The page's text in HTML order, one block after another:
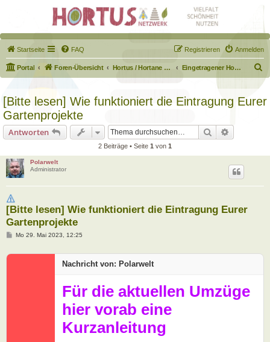
Startseite FAQ Anmelden
Registrieren
Portal Foren-Übersicht Hortus / Hortane Habitate / Garten auf dem Weg Eingetragener Hortus - Mein Hortus und ich!
u
[Bitte lesen] Wie funktioniert die Eintragung Eurer
Gartenprojekte
Antworten Suche
2 Beiträge • Seite 1 von 1
Polarwelt
Administrator
[Bitte lesen] Wie funktioniert die Eintragung Eurer
Gartenprojekte
B
t
Mo 29. Mai 2023, 12:25
Nachricht von: Polarwelt
Für die aktuellen Umzüge
hier vorab eine
Kurzanleitung